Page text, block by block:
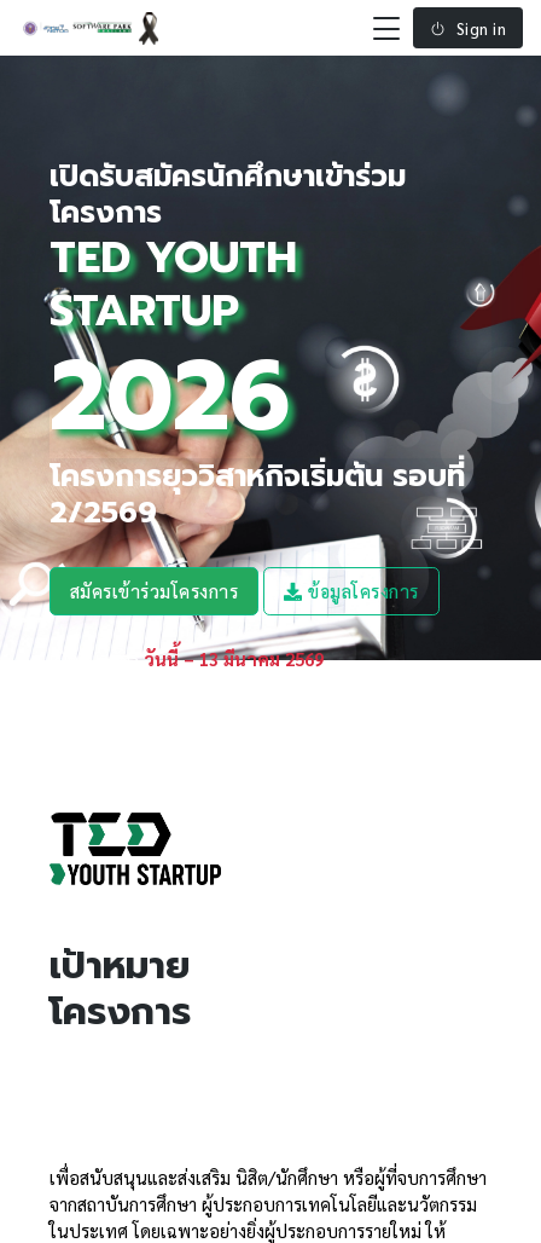
Sign in
เปิดรับสมัครนักศึกษาเข้าร่วม
โครงการ
TED YOUTH
STARTUP
2026
โครงการยุววิสาหกิจเริ่มต้น รอบที่
2/2569
สมัครเข้าร่วมโครงการ ข้อมูลโครงการ
เปิดรับสมัครวันนี้ – 13 มีนาคม 2569
เป้าหมาย
โครงการ
เพื่อสนับสนุนและส่งเสริม นิสิต/นักศึกษา หรือผู้ที่จบการศึกษา
จากสถาบันการศึกษา ผู้ประกอบการเทคโนโลยีและนวัตกรรม
ในประเทศ โดยเฉพาะอย่างยิ่งผู้ประกอบการรายใหม่ ให้